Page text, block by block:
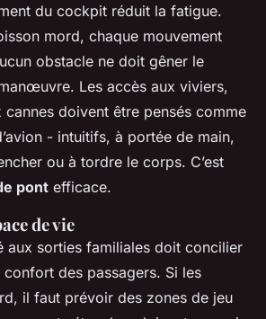
du cockpit réduit la fatigue.
mord, chaque mouvement
obstacle ne doit gêner le
Les accès aux viviers,
cannes doivent être pensés comme
- intuitifs, à portée de main,
ou à tordre le corps. C’est
pont efficace.
de vie
aux sorties familiales doit concilier
des passagers. Si les
il faut prévoir des zones de jeu